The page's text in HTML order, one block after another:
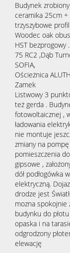
Budynek
ceramika 25cm
trzyszybowe
Woodec oak
HST bezprogowy
75 RC2 ,Dąb
SOFIA,
Ościeżnica
Zamek
Listwowy 3
też gerda .
fotowoltaicznej ,
ładowania
nie montuje
zmiany na pompę
pomieszczenia
gipsowe ,
dół podłogówka
elektryczną.
drodze jest
mozna
budynku do
opaska i na
odgrodzony
elewację